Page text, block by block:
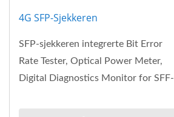
4G SFP-Sjekkeren
SFP-sjekkeren integrerte Bit Error
Rate Tester, Optical Power Meter,
Digital Diagnostics Monitor for SFF-